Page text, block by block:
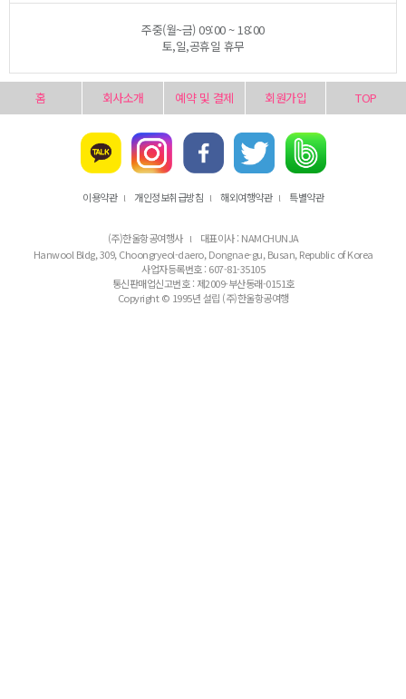
주중(월~금) 09:00 ~ 18:00
토,일,공휴일 휴무
홈 회사소개 예약 및 결제 회원가입 TOP
이용약관 l 개인정보취급방침 l 해외여행약관 l 특별약관
(주)한울항공여행사 l
대표이사 : NAMCHUNJA
Hanwool Bldg, 309, Choongryeol-daero, Dongnae-gu, Busan, Republic of Korea
사업자등록번호 : 607-81-35105
통신판매업신고번호 : 제2009-부산동래-0151호
Copyright © 1995년 설립 (주)한울항공여행